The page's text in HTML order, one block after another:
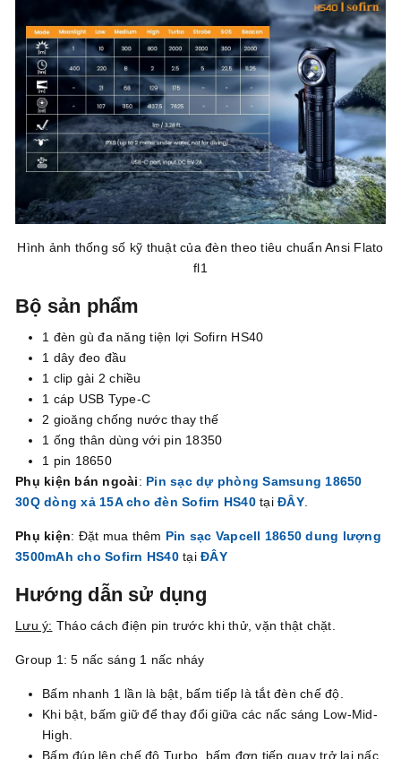
Hình ảnh thống số kỹ thuật của đèn theo tiêu chuẩn Ansi Flato
fl1
Bộ sản phẩm
1 đèn gù đa năng tiện lợi Sofirn HS40
1 dây đeo đầu
1 clip gài 2 chiều
1 cáp USB Type-C
2 gioăng chống nước thay thế
1 ống thân dùng với pin 18350
1 pin 18650
Phụ kiện bán ngoài: Pin sạc dự phòng Samsung 18650
30Q dòng xả 15A cho đèn Sofirn HS40 tại ĐÂY.
Phụ kiện: Đặt mua thêm Pin sạc Vapcell 18650 dung lượng
3500mAh cho Sofirn HS40tại ĐÂY
Hướng dẫn sử dụng
Lưu ý: Tháo cách điện pin trước khi thử, vặn thật chặt.
Group 1: 5 nấc sáng 1 nấc nháy
Bấm nhanh 1 lần là bật, bấm tiếp là tắt đèn chế độ.
Khi bật, bấm giữ để thay đổi giữa các nấc sáng Low-Mid-
High.
Bấm đúp lên chế độ Turbo, bấm đơn tiếp quay trở lại nấc